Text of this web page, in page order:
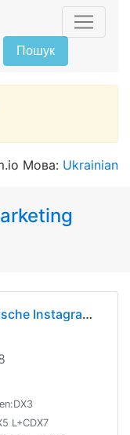
Пошук
Мова: Ukrainian
InstaPOD DX10 Likes | 🇩🇪 Deutsche Instagram-Gruppe 🇩🇪
L+CDX7